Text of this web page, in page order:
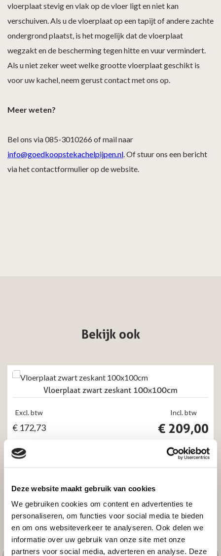
Deze website maakt gebruik van cookies
We gebruiken cookies om content en advertenties te
personaliseren, om functies voor social media te bieden
en om ons websiteverkeer te analyseren. Ook delen we
informatie over uw gebruik van onze site met onze
partners voor social media, adverteren en analyse. Deze
vloerplaat stevig en vlak op de vloer ligt en niet kan
verschuiven. Als u de vloerplaat op een tapijt of andere zachte
ondergrond plaatst, is het mogelijk dat de vloerplaat
wegzakt en de bescherming tegen hitte en vuur vermindert.
Als u niet zeker weet welke grootte vloerplaat geschikt is
voor uw kachel, neem gerust contact met ons op.
Meer weten?
Bel ons via 085-3010266 of mail naar
info@goedkoopstekachelpijpen.nl. Of stuur ons een bericht
via het contactformulier op de website.
Bekijk ook
Vloerplaat zwart zeskant 100x100cm
Incl. btw
€ 209,00
Excl. btw
€ 172,73